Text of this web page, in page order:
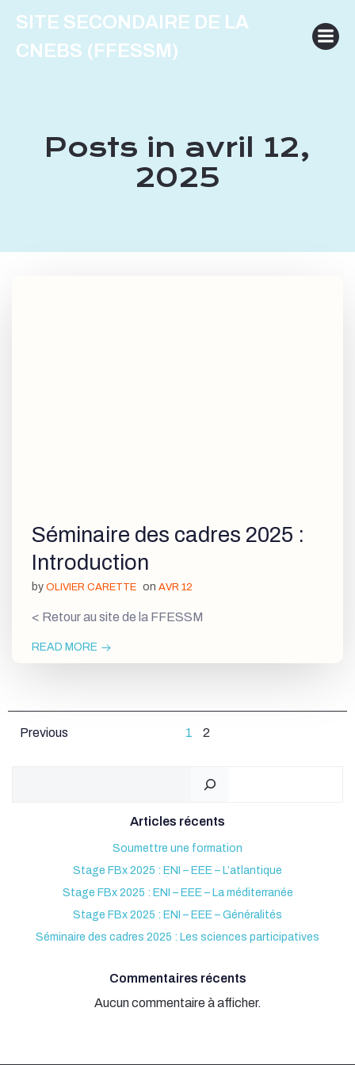
au
contenu
SITE SECONDAIRE DE LA
CNEBS (FFESSM)
Posts in avril 12,
2025
Séminaire des cadres 2025 :
Introduction
by OLIVIER CARETTE on AVR 12
< Retour au site de la FFESSM
READ MORE
Posts
Previous
navigation
Page
1 Page
2
Articles récents
Soumettre une formation
Stage FBx 2025 : ENI – EEE – L’atlantique
Stage FBx 2025 : ENI – EEE – La méditerranée
Stage FBx 2025 : ENI – EEE – Généralités
Séminaire des cadres 2025 : Les sciences participatives
Commentaires récents
Aucun commentaire à afficher.